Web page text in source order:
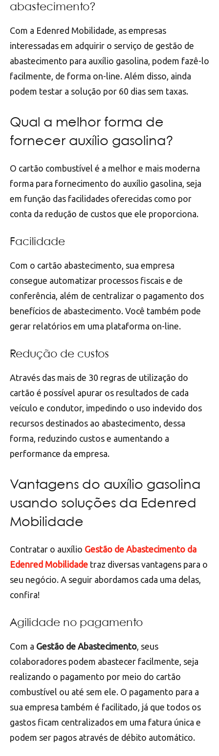
abastecimento?
Com a Edenred Mobilidade, as empresas
interessadas em adquirir o serviço de gestão de
abastecimento para auxílio gasolina, podem fazê-lo
facilmente, de forma on-line. Além disso, ainda
podem testar a solução por 60 dias sem taxas.
Qual a melhor forma de
fornecer auxílio gasolina?
O cartão combustível é a melhor e mais moderna
forma para fornecimento do auxílio gasolina, seja
em função das facilidades oferecidas como por
conta da redução de custos que ele proporciona.
Facilidade
Com o cartão abastecimento, sua empresa
consegue automatizar processos fiscais e de
conferência, além de centralizar o pagamento dos
benefícios de abastecimento. Você também pode
gerar relatórios em uma plataforma on-line.
Redução de custos
Através das mais de 30 regras de utilização do
cartão é possível apurar os resultados de cada
veículo e condutor, impedindo o uso indevido dos
recursos destinados ao abastecimento, dessa
forma, reduzindo custos e aumentando a
performance da empresa.
Vantagens do auxílio gasolina
usando soluções da Edenred
Mobilidade
Contratar o auxílio Gestão de Abastecimento da
Edenred Mobilidade traz diversas vantagens para o
seu negócio. A seguir abordamos cada uma delas,
confira!
Agilidade no pagamento
Com a Gestão de Abastecimento, seus
colaboradores podem abastecer facilmente, seja
realizando o pagamento por meio do cartão
combustível ou até sem ele. O pagamento para a
sua empresa também é facilitado, já que todos os
gastos ficam centralizados em uma fatura única e
podem ser pagos através de débito automático.